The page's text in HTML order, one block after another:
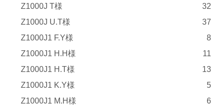
Z1000J T様
32
Z1000J U.T様
37
Z1000J1 F.Y様
8
Z1000J1 H.H様
11
Z1000J1 H.T様
13
Z1000J1 K.Y様
5
Z1000J1 M.H様
6